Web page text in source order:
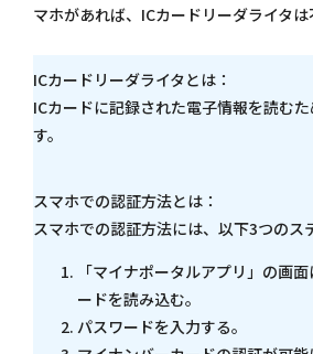
マホがあれば、ICカードリーダライタは
ICカードリーダライタとは：
ICカードに記録された電子情報を読む
す。
スマホでの認証方法とは：
スマホでの認証方法には、以下3つのス
「マイナポータルアプリ」の画
ードを読み込む。
パスワードを入力する。